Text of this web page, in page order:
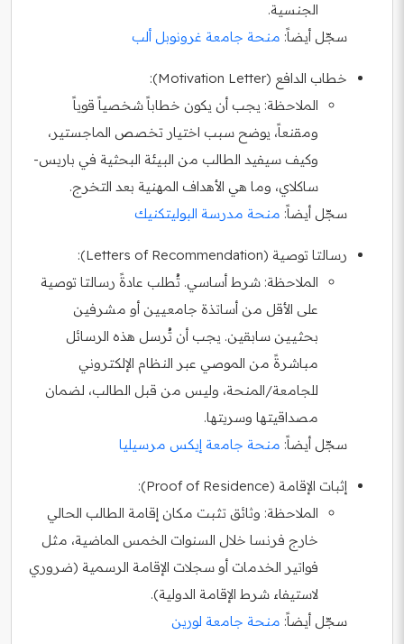
الجنسية.
سجّل أيضاً: منحة جامعة غرونوبل ألب
خطاب الدافع (Motivation Letter):
الملاحظة: يجب أن يكون خطاباً شخصياً قوياً
ومقنعاً، يوضح سبب اختيار تخصص الماجستير،
وكيف سيفيد الطالب من البيئة البحثية في باريس-
ساكلاي، وما هي الأهداف المهنية بعد التخرج.
سجّل أيضاً: منحة مدرسة البوليتكنيك
رسالتا توصية (Letters of Recommendation):
الملاحظة: شرط أساسي. تُطلب عادةً رسالتا توصية
على الأقل من أساتذة جامعيين أو مشرفين
بحثيين سابقين. يجب أن تُرسل هذه الرسائل
مباشرةً من الموصي عبر النظام الإلكتروني
للجامعة/المنحة، وليس من قبل الطالب، لضمان
مصداقيتها وسريتها.
سجّل أيضاً: منحة جامعة إيكس مرسيليا
إثبات الإقامة (Proof of Residence):
الملاحظة: وثائق تثبت مكان إقامة الطالب الحالي
خارج فرنسا خلال السنوات الخمس الماضية، مثل
فواتير الخدمات أو سجلات الإقامة الرسمية (ضروري
لاستيفاء شرط الإقامة الدولية).
سجّل أيضاً: منحة جامعة لورين